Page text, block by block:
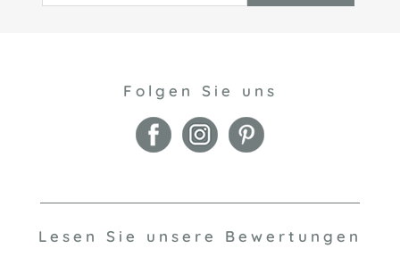
Folgen Sie uns
Lesen Sie unsere Bewertungen